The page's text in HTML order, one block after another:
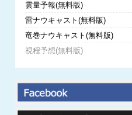
雲量予報(無料版)
雷ナウキャスト(無料版)
竜巻ナウキャスト(無料版)
視程予想(無料版)